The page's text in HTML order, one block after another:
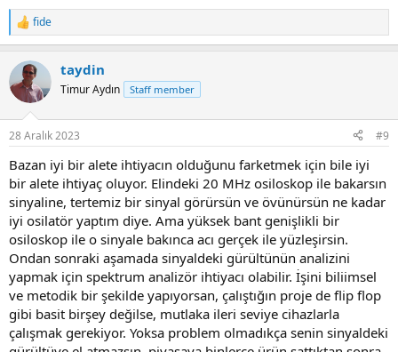
R
e
c
t
i
s
fide
taydin
Timur Aydın Staff member
28 Aralık 2023 #9
Bazan iyi bir alete ihtiyacın olduğunu farketmek için bile iyi
bir alete ihtiyaç oluyor. Elindeki 20 MHz osiloskop ile bakarsın
sinyaline, tertemiz bir sinyal görürsün ve övünürsün ne kadar
iyi osilatör yaptım diye. Ama yüksek bant genişlikli bir
osiloskop ile o sinyale bakınca acı gerçek ile yüzleşirsin.
Ondan sonraki aşamada sinyaldeki gürültünün analizini
yapmak için spektrum analizör ihtiyacı olabilir. İşini biliimsel
ve metodik bir şekilde yapıyorsan, çalıştığın proje de flip flop
gibi basit birşey değilse, mutlaka ileri seviye cihazlarla
çalışmak gerekiyor. Yoksa problem olmadıkça senin sinyaldeki